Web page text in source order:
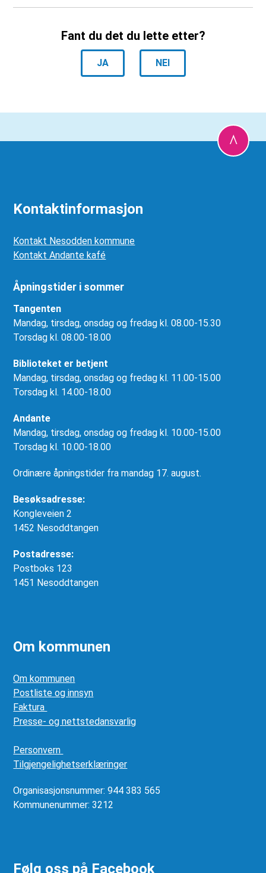
Fant du det du lette etter?
JA NEI
Kontaktinformasjon
Kontakt Nesodden kommune
Kontakt Andante kafé
Åpningstider i sommer
Tangenten
Mandag, tirsdag, onsdag og fredag kl. 08.00-15.30
Torsdag kl. 08.00-18.00
Biblioteket er betjent
Mandag, tirsdag, onsdag og fredag kl. 11.00-15.00
Torsdag kl. 14.00-18.00
Andante
Mandag, tirsdag, onsdag og fredag kl. 10.00-15.00
Torsdag kl. 10.00-18.00
Ordinære åpningstider fra mandag 17. august.
Besøksadresse:
Kongleveien 2
1452 Nesoddtangen
Postadresse:
Postboks 123
1451 Nesoddtangen
Om kommunen
Om kommunen
Postliste og innsyn
Faktura
Presse- og nettstedansvarlig
Personvern
Tilgjengelighetserklæringer
Organisasjonsnummer: 944 383 565
Kommunenummer: 3212
Følg oss på Facebook